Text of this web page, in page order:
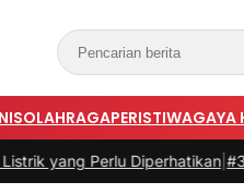
OLAHRAGAPERISTIWAGAYA
|#3 -Panduan Belanja